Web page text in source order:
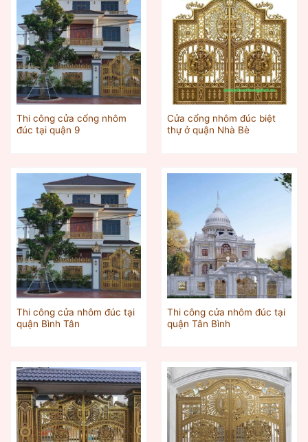
Thi công cửa cổng nhôm
đúc tại quận 9
Cửa cổng nhôm đúc biệt
thự ở quận Nhà Bè
Thi công cửa nhôm đúc tại
quận Bình Tân
Thi công cửa nhôm đúc tại
quận Tân Bình